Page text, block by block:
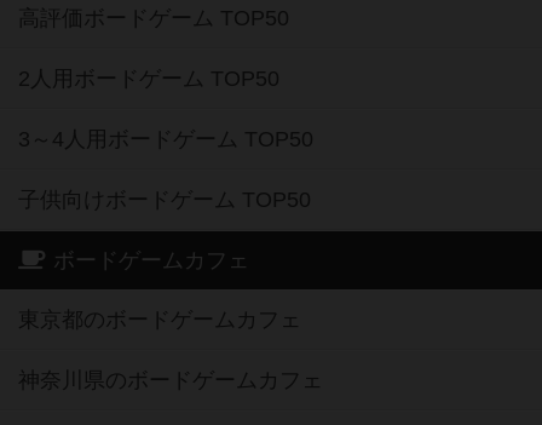
高評価ボードゲーム TOP50
2人用ボードゲーム TOP50
3～4人用ボードゲーム TOP50
子供向けボードゲーム TOP50
ボードゲームカフェ
東京都のボードゲームカフェ
神奈川県のボードゲームカフェ